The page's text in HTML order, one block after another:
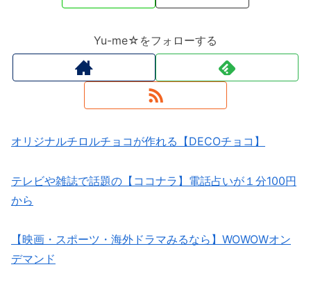
Yu-me☆をフォローする
オリジナルチロルチョコが作れる【DECOチョコ】
テレビや雑誌で話題の【ココナラ】電話占いが１分100円
から
【映画・スポーツ・海外ドラマみるなら】WOWOWオン
デマンド